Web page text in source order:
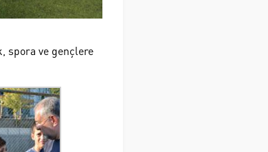
spora ve gençlere